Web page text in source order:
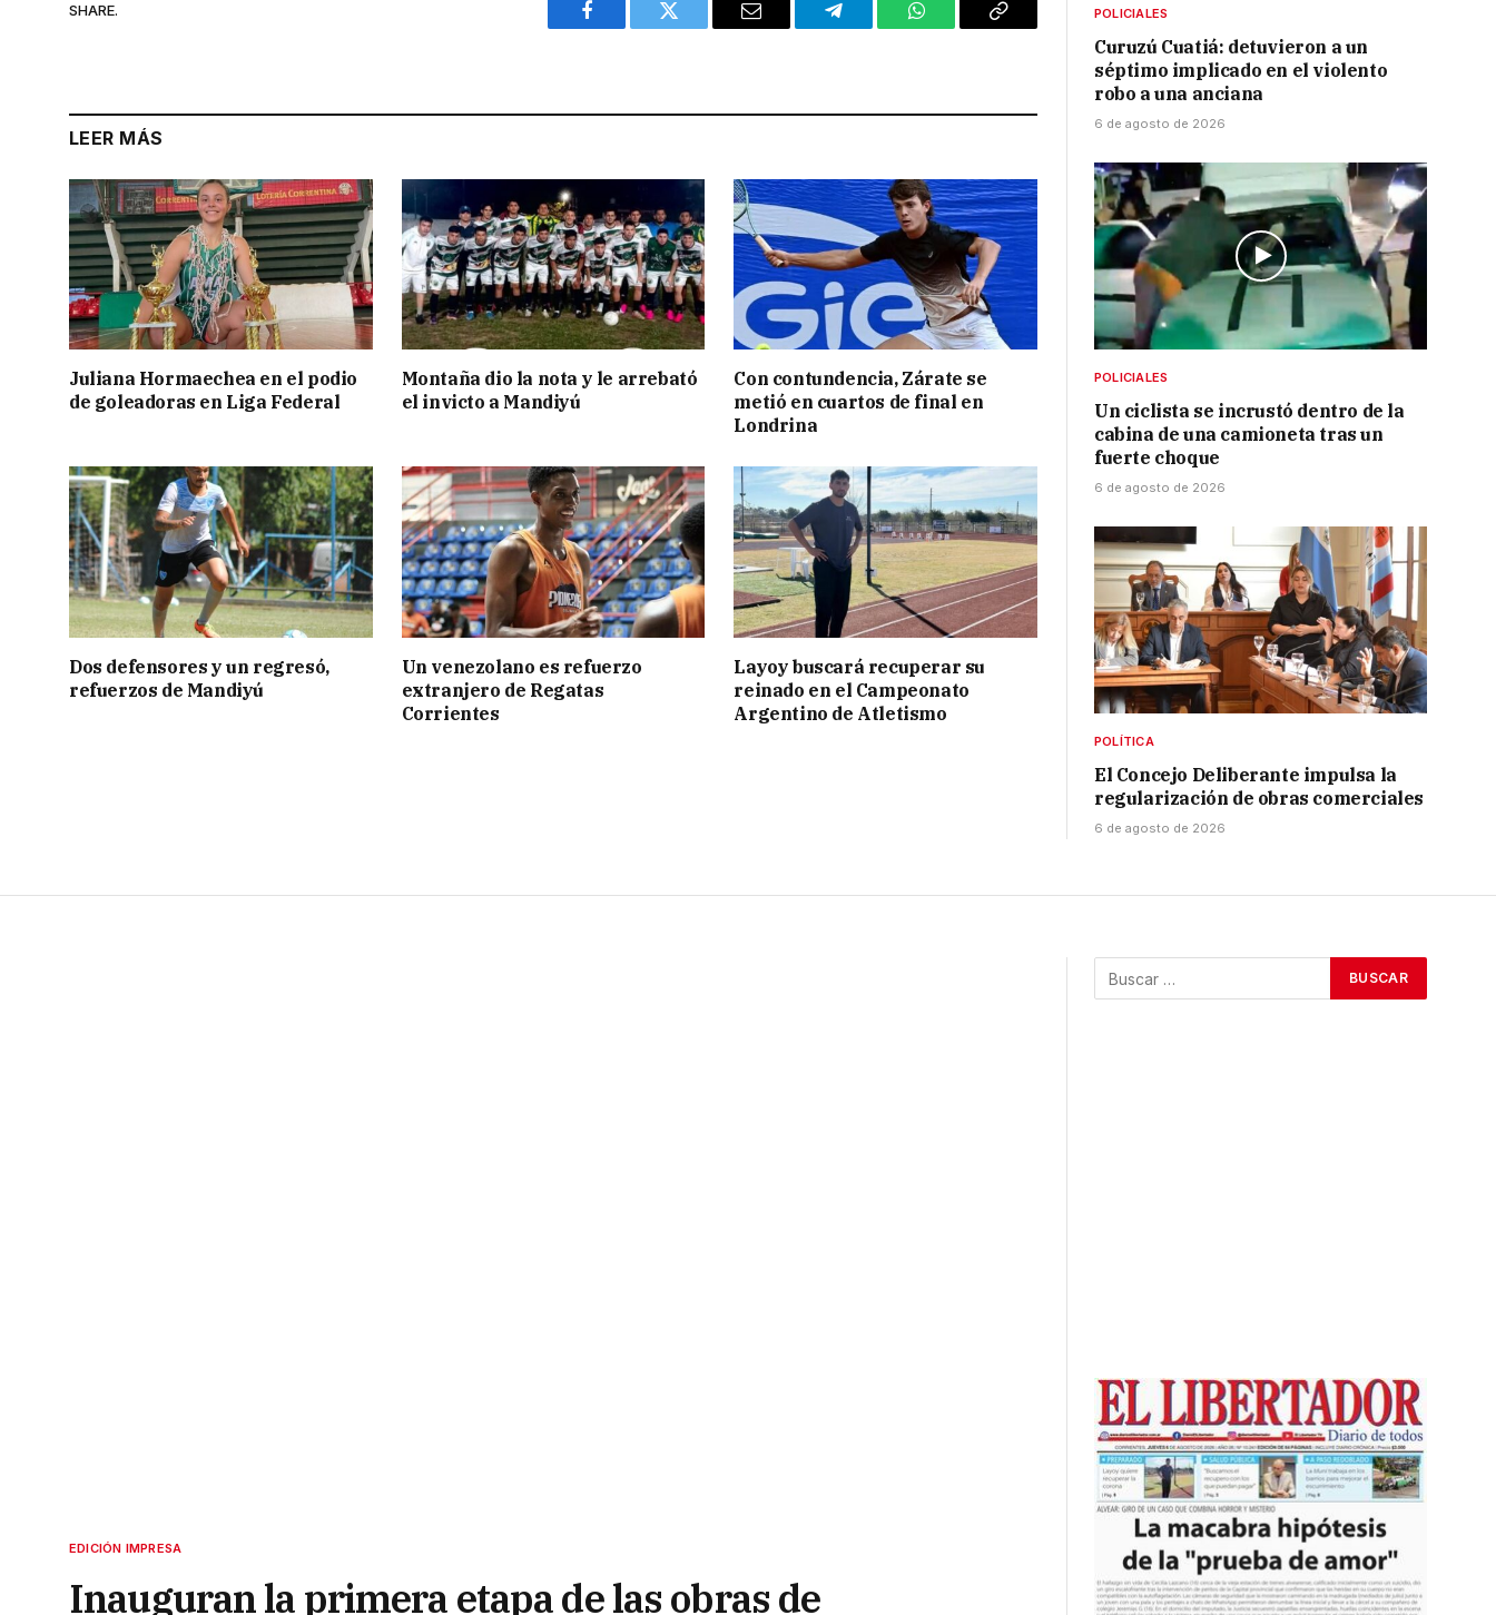
SHARE.
Facebook Twitter Email Telegram WhatsAppCopy
LEER MÁS
Juliana Hormaechea en el podio
de goleadoras en Liga Federal
Montaña dio la nota y le arrebató
el invicto a Mandiyú
Con contundencia, Zárate se
metió en cuartos de final en
Londrina
Dos defensores y un regresó,
refuerzos de Mandiyú
Un venezolano es refuerzo
extranjero de Regatas
Corrientes
Layoy buscará recuperar su
reinado en el Campeonato
Argentino de Atletismo
POLICIALES
Curuzú Cuatiá: detuvieron a un
séptimo implicado en el violento
robo a una anciana
6 de agosto de 2026
POLICIALES
Un ciclista se incrustó dentro de la
cabina de una camioneta tras un
fuerte choque
6 de agosto de 2026
POLÍTICA
El Concejo Deliberante impulsa la
regularización de obras comerciales
6 de agosto de 2026
EDICIÓN IMPRESA
Inauguran la primera etapa de las obras de